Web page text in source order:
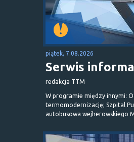
piątek, 7.08.2026
Serwis
redakcja TTM
W programie między innymi:
termomodernizację; Szpital
autobusowa wejherowskiego